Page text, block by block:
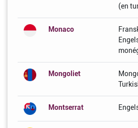
(en
Monaco
Mongoliet
Montserrat